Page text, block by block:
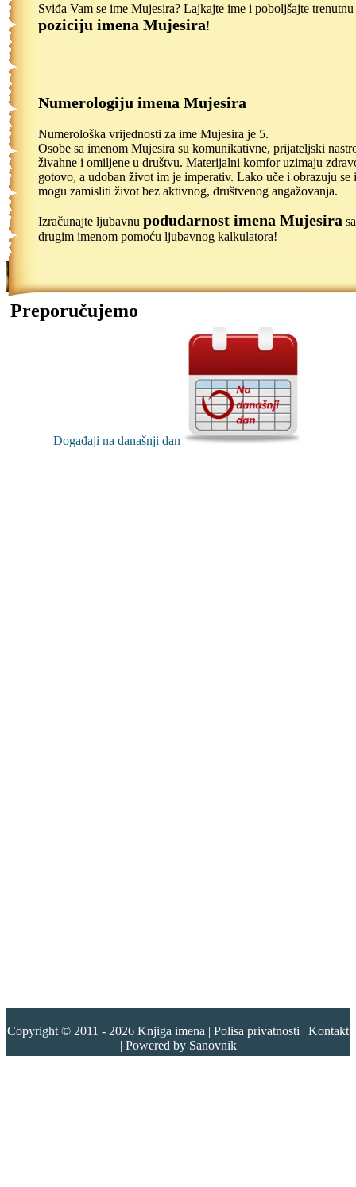
Sviđa Vam se ime Mujesira? Lajkajte ime i poboljšajte trenutnu
poziciju imena Mujesira!
Numerologiju imena Mujesira
Numerološka vrijednosti za ime Mujesira je 5.
Osobe sa imenom Mujesira su komunikativne, prijateljski
živahne i omiljene u društvu. Materijalni komfor uzimaju
gotovo, a udoban život im je imperativ. Lako uče i obrazuju se
mogu zamisliti život bez aktivnog, društvenog angažovanja.
Izračunajte ljubavnu podudarnost imena Mujesira
drugim imenom pomoću ljubavnog kalkulatora!
Preporučujemo
Događaji na današnji dan
Copyright © 2011 - 2026 Knjiga imena | Polisa privatnosti | Kontakt
| Powered by Sanovnik